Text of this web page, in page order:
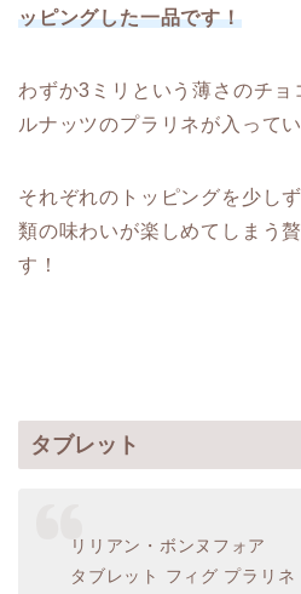
ッピングした一品です！
わずか3ミリという薄さのチ
ルナッツのプラリネが入ってい
それぞれのトッピングを少し
類の味わいが楽しめてしまう
す！
タブレット
リリアン・ボンヌフォア
タブレット フィグ プラリネ